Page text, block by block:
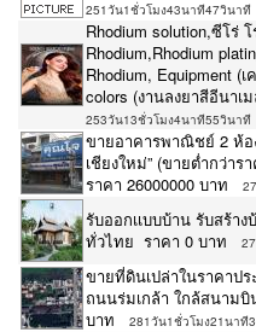
251วัน1ชั่วโมง43นาที47วินาที
Rhodium solution,ซีโร่
Rhodium,Rhodium
Rhodium, Equipment (
colors (งานลงยาสีอีนาเ
253วัน13ชั่วโมง4นาที55วินาที
ขายอาคารพาณิชย์ 2 ห้อ
เชียงใหม่” (ขายต่ำกว่า
ราคา 26000000 บาท
รับออกเเบบบ้าน รับสร้าง
ทั่วไทย ราคา 0 บาท
ขายที่ดินเปล่าในราคาป
ถนนร่มเกล้า ใกล้สนาม
บาท
281วัน1ชั่วโมง21นาที